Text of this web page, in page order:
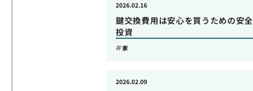
鍵交換費用は安心を買うための安全
投資
2026.02.16
家
2026.02.09